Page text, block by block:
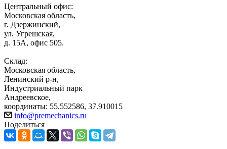
Центральный офис:
Московская область,
г. Дзержинский,
ул. Угрешская,
д. 15А, офис 505.
Склад:
Московская область,
Ленинский р-н,
Индустриальный парк
Андреевское,
координаты: 55.552586, 37.910015
info@premechanics.ru
Поделиться